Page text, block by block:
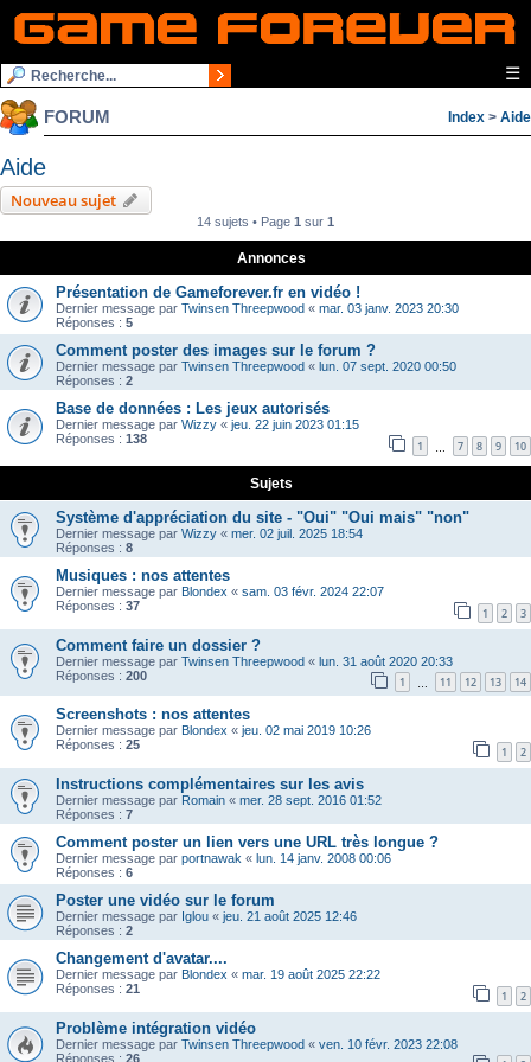
☰
FORUM Index > Aide
Aide
Nouveau sujet
14 sujets • Page 1 sur 1
Annonces
Présentation de Gameforever.fr en vidéo !
Dernier message par Twinsen Threepwood « mar. 03 janv. 2023 20:30
Réponses : 5
Comment poster des images sur le forum ?
Dernier message par Twinsen Threepwood « lun. 07 sept. 2020 00:50
Réponses : 2
Base de données : Les jeux autorisés
Dernier message par Wizzy « jeu. 22 juin 2023 01:15
Réponses : 138 1 7 8 9 10
Sujets
Système d'appréciation du site - "Oui" "Oui mais" "non"
Dernier message par Wizzy « mer. 02 juil. 2025 18:54
Réponses : 8
Musiques : nos attentes
Dernier message par Blondex « sam. 03 févr. 2024 22:07
Réponses : 37 1 2 3
Comment faire un dossier ?
Dernier message par Twinsen Threepwood « lun. 31 août 2020 20:33
Réponses : 200 1 11 12 13 14
Screenshots : nos attentes
Dernier message par Blondex « jeu. 02 mai 2019 10:26
Réponses : 25 1 2
Instructions complémentaires sur les avis
Dernier message par Romain « mer. 28 sept. 2016 01:52
Réponses : 7
Comment poster un lien vers une URL très longue ?
Dernier message par portnawak « lun. 14 janv. 2008 00:06
Réponses : 6
Poster une vidéo sur le forum
Dernier message par Iglou « jeu. 21 août 2025 12:46
Réponses : 2
Changement d'avatar....
Dernier message par Blondex « mar. 19 août 2025 22:22
Réponses : 21 1 2
Problème intégration vidéo
Dernier message par Twinsen Threepwood « ven. 10 févr. 2023 22:08
Réponses : 26